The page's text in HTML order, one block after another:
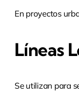
En proyectos
Líneas
Se utilizan para